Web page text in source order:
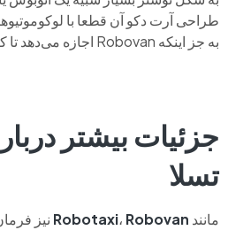
طراحی آرت دکو آن قطعا با
به جز اینکه Robovan اجازه می‌دهد تا کامپیوترها رانندگی کنند.
تسلا
مانند Robotaxi، Robovan
نیز